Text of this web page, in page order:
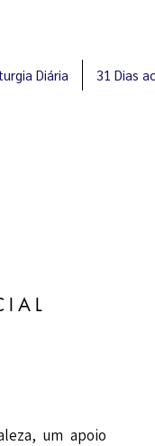
Diária 31 Dias
um apoio